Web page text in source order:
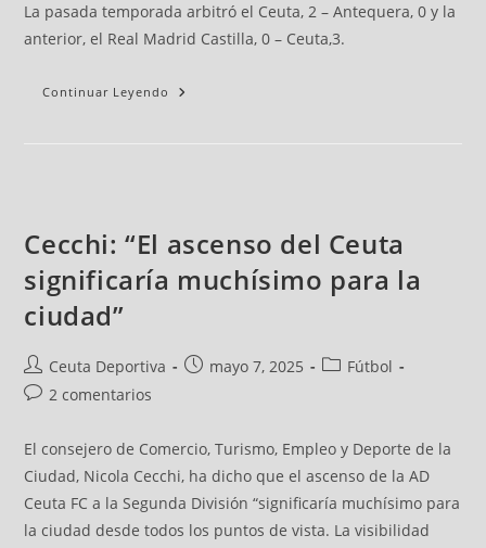
La pasada temporada arbitró el Ceuta, 2 – Antequera, 0 y la
anterior, el Real Madrid Castilla, 0 – Ceuta,3.
Continuar Leyendo
Cecchi: “El ascenso del Ceuta
significaría muchísimo para la
ciudad”
Ceuta Deportiva mayo 7, 2025
Fútbol
2 comentarios
El consejero de Comercio, Turismo, Empleo y Deporte de la
Ciudad, Nicola Cecchi, ha dicho que el ascenso de la AD
Ceuta FC a la Segunda División “significaría muchísimo para
la ciudad desde todos los puntos de vista. La visibilidad